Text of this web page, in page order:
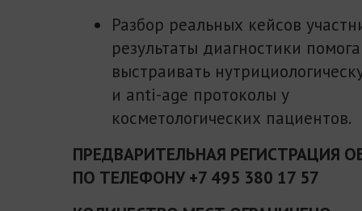
Разбор реальных кейсов
результаты диагностики
выстраивать
и anti-age протоколы у
косметологических пациентов.
ПРЕДВАРИТЕЛЬНАЯ РЕГИСТРАЦИЯ
ПО ТЕЛЕФОНУ +7 495 380 17 57